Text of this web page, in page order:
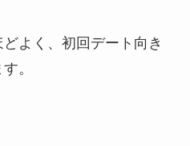
よく、初回デート向き
。